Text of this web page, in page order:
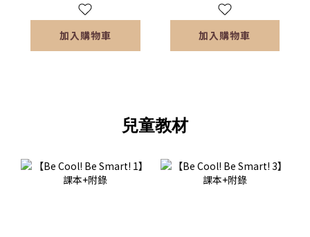
加入購物車 加入購物車
兒童教材